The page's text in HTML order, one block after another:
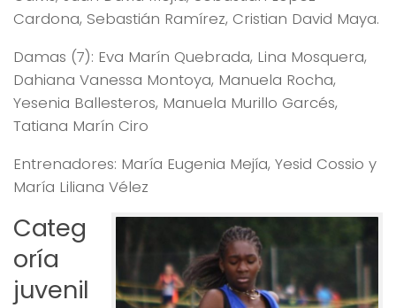
Cardona, Sebastián Ramírez, Cristian David Maya.
Damas (7): Eva Marín Quebrada, Lina Mosquera,
Dahiana Vanessa Montoya, Manuela Rocha,
Yesenia Ballesteros, Manuela Murillo Garcés,
Tatiana Marín Ciro
Entrenadores: María Eugenia Mejía, Yesid Cossio y
María Liliana Vélez
Categ
oría
juvenil